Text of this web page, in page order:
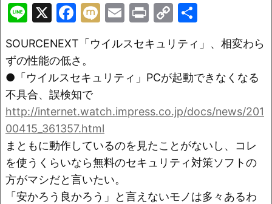
Li
e
X
F
a
c
e
b
o
o
k
M
i
E
ai
Pr
t
C
p
y
Li
n
SOURCENEXT「ウイルスセキュリティ」、相変わら
ずの性能の低さ。
●「ウイルスセキュリティ」PCが起動できなくなる
不具合、誤検知で
http://internet.watch.impress.co.jp/docs/news/201
00415_361357.html
まともに動作しているのを見たことがないし、コレ
を使うくらいなら無料のセキュリティ対策ソフトの
方がマシだと言いたい。
「安かろう良かろう」と言えないモノは多々あるわ